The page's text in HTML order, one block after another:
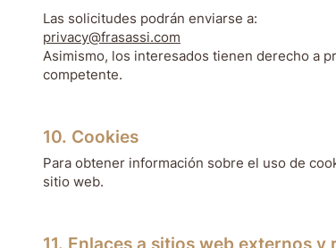
Las solicitudes podrán enviarse a:
privacy@frasassi.com
Asimismo, los interesados tienen derecho a
competente.
10. Cookies
Para obtener información sobre el uso de
sitio web.